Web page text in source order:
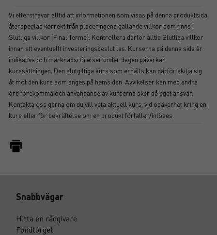
Vi eftersträvar alltid att informationen som visas på denna produktsida
återspeglas korrekt från placeringens gällande villkor som finns i
Slutliga villkor (Final Terms). Kontrollera därför alltid Slutliga villkor
innan ett eventuellt investeringsbeslut tas. Kurserna på denna sida är
indikativa och marknadsrörelser under dagen påverkar
kurssättningen. Den slutgiltiga kurs som erhålls kan därför skilja sig
åt mot den kurs som anges på hemsidan. Avvikelser kan med andra
ord förekomma och användande av kurserna sker på eget ansvar.
Kontakta oss gärna om du vill veta aktuell kurs, vid osäkerhet kring en
kurs eller för bekräftelse om en produkt förfaller/inlöses.
Snabbvägar
Hitta en rådgivare
Fondtorget